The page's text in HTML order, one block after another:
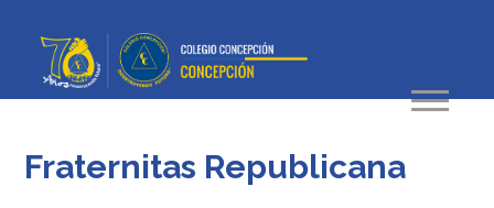
Fraternitas Republicana